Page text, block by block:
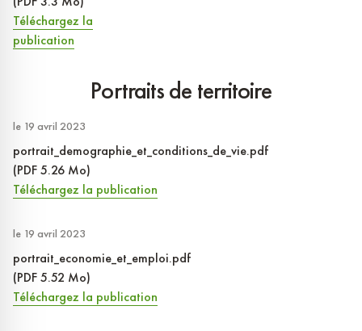
Téléchargez la
publication
Portraits de territoire
le 19 avril 2023
portrait_demographie_et_conditions_de_vie.pdf
(PDF 5.26 Mo)
Téléchargez la publication
le 19 avril 2023
portrait_economie_et_emploi.pdf
(PDF 5.52 Mo)
Téléchargez la publication